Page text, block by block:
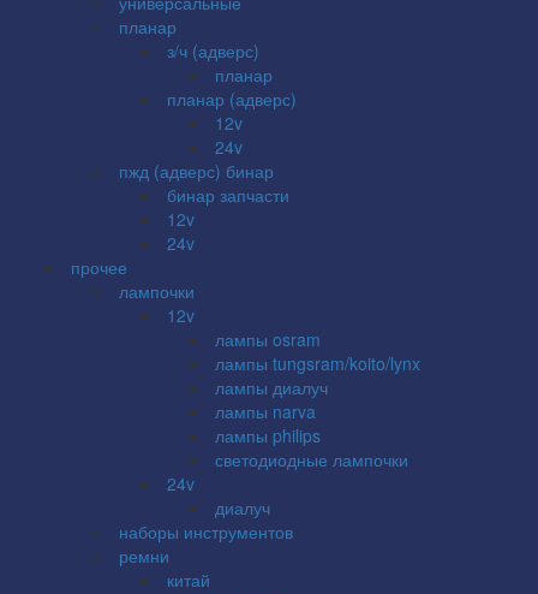
планар
з/ч (адверс)
планар
планар (адверс)
12v
24v
пжд (адверс) бинар
бинар запчасти
12v
24v
прочее
лампочки
12v
лампы osram
лампы tungsram/koito/lynx
лампы диалуч
лампы narva
лампы philips
светодиодные лампочки
24v
диалуч
наборы инструментов
ремни
китай